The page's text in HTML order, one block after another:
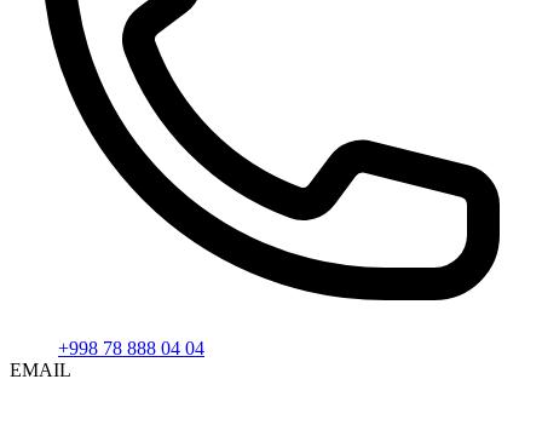
+998 78 888 04 04
EMAIL